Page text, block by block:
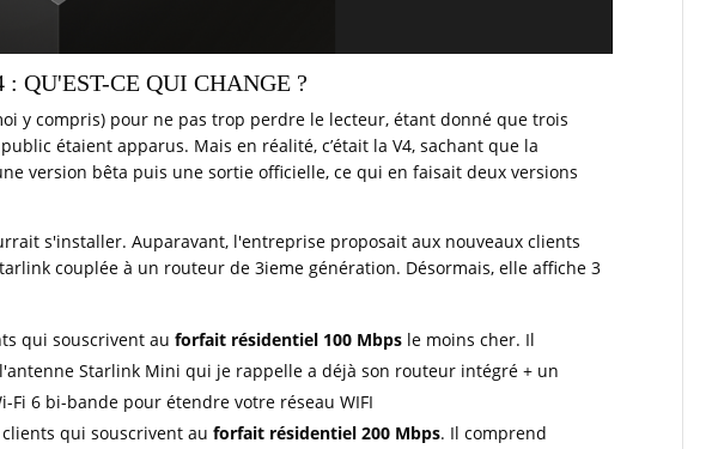
QU'EST-CE QUI CHANGE ?
y compris) pour ne pas trop perdre le lecteur, étant donné que trois
étaient apparus. Mais en réalité, c’était la V4, sachant que la
version bêta puis une sortie officielle, ce qui en faisait deux versions
s'installer. Auparavant, l'entreprise proposait aux nouveaux clients
couplée à un routeur de 3ieme génération. Désormais, elle affiche 3
qui souscrivent auforfait résidentiel 100 Mbps le moins cher. Il
Starlink Mini qui je rappelle a déjà son routeur intégré + un
Fi 6 bi-bande pour étendre votre réseau WIFI
clients qui souscrivent auforfait résidentiel 200 Mbps. Il comprend